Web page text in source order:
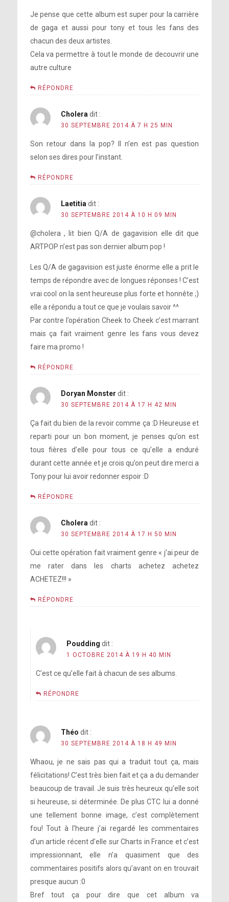
We caught your performance during New
York Fashion Week, didn’t your sister
You recently were asked about your
style and said, “I’m a different
expression of the same woman.” Are you
channeling different women with these
varied looks?
Does Tony ever comment on your look?
triomphes
Je lui ai demandé si elle avait peur de
perdre sa ‘sobriété’ lorsqu’elle
recommencera à se concentrer sur la
pop.
Je me sens de nouveau comme à
c’est sûr
que je vais continuer à écrire des
chansons pop
Ma
solitude est quelque chose qui renforce
mon art
Mes ailes ne sont plus cassées
n’y a rien de prévu pour le moment
on your arm. Reports say that your
father was furious about it. Is it
true?
During the Born This Way Ball Tour you
caused you to cancel it. You work non
stop. Do you do it for the money or is
it more of a personal need?
or did you do it for marketing reasons?
Who are your musical influences?
So, are you implying that Madonna has
no soul?
After many years, what’s the thing you
would want to follow you?
Je pense que cette album est super pour la carrière
de gaga et aussi pour tony et tous les fans des
chacun des deux artistes.
Cela va permettre à tout le monde de decouvrir une
autre culture
RÉPONDRE
Cholera dit :
30 SEPTEMBRE 2014 À 7 H 25 MIN
Son retour dans la pop? Il n’en est pas question
selon ses dires pour l’instant.
RÉPONDRE
Laetitia dit :
30 SEPTEMBRE 2014 À 10 H 09 MIN
@cholera , lit bien Q/A de gagavision elle dit que
ARTPOP n’est pas son dernier album pop !
Les Q/A de gagavision est juste énorme elle a prit le
temps de répondre avec de longues réponses ! C’est
vrai cool on la sent heureuse plus forte et honnête ;)
elle a répondu a tout ce que je voulais savoir ^^
Par contre l’opération Cheek to Cheek c’est marrant
mais ça fait vraiment genre les fans vous devez
faire ma promo !
RÉPONDRE
Doryan Monster dit :
30 SEPTEMBRE 2014 À 17 H 42 MIN
Ça fait du bien de la revoir comme ça :D Heureuse et
reparti pour un bon moment, je penses qu’on est
tous fières d’elle pour tous ce qu’elle a enduré
durant cette année et je crois qu’on peut dire merci a
Tony pour lui avoir redonner espoir :D
RÉPONDRE
Cholera dit :
30 SEPTEMBRE 2014 À 17 H 50 MIN
Oui cette opération fait vraiment genre « j’ai peur de
me rater dans les charts achetez achetez
ACHETEZ!!! »
RÉPONDRE
Poudding dit :
1 OCTOBRE 2014 À 19 H 40 MIN
C’est ce qu’elle fait à chacun de ses albums.
RÉPONDRE
Théo dit :
30 SEPTEMBRE 2014 À 18 H 49 MIN
Whaou, je ne sais pas qui a traduit tout ça, mais
félicitations! C’est très bien fait et ça a du demander
beaucoup de travail. Je suis très heureux qu’elle soit
si heureuse, si déterminée. De plus CTC lui a donné
une tellement bonne image, c’est complètement
fou! Tout à l’heure j’ai regardé les commentaires
d’un article récent d’elle sur Charts in France et c’est
impressionnant, elle n’a quasiment que des
commentaires positifs alors qu’avant on en trouvait
presque aucun :0
Bref tout ça pour dire que cet album va